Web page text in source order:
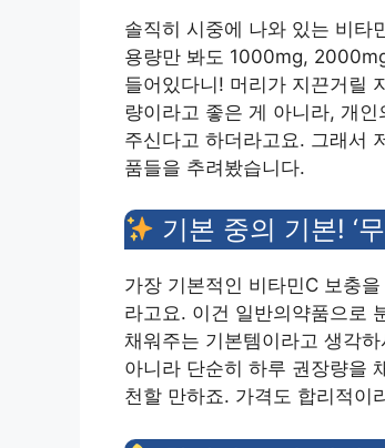
솔직히 시중에 나와 있는 비타
용량만 봐도 1000mg,
들어있다니! 머리가 지끈거릴
량이라고 좋은 게 아니라, 개
주신다고 하더라고요. 그래서
품들을 추려봤습니다.
기본 중의 기본! ‘
가장 기본적인 비타민C 보충
라고요. 이건 일반의약품으로
채워주는 기본템이라고 생각
아니라 단순히 하루 권장량을
천할 만하죠. 가격도 합리적이